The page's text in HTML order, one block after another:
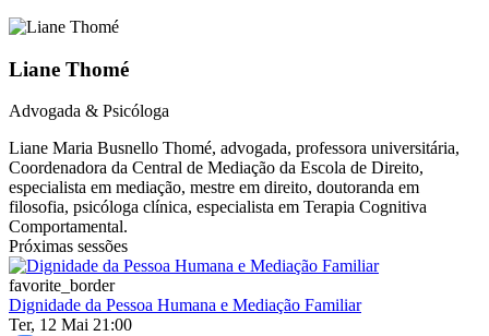
Liane Thomé
Advogada & Psicóloga
Liane Maria Busnello Thomé, advogada, professora universitária,
Coordenadora da Central de Mediação da Escola de Direito,
especialista em mediação, mestre em direito, doutoranda em
filosofia, psicóloga clínica, especialista em Terapia Cognitiva
Comportamental.
Próximas sessões
favorite_border
Dignidade da Pessoa Humana e Mediação Familiar
Ter, 12 Mai 21:00